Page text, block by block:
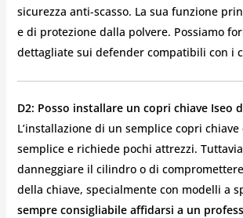
sicurezza anti-scasso. La sua funzione
e di protezione dalla polvere. Possiamo
dettagliate sui defender compatibili con i
D2: Posso installare un copri chiave Iseo
L’installazione di un semplice copri
semplice e richiede pochi attrezzi.
danneggiare il cilindro o di
della chiave, specialmente con modelli a
sempre consigliabile affidarsi a un